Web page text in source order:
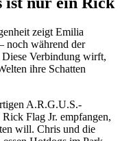
zeigt Emilia
noch während der
Diese Verbindung wirft,
ihre Schatten
A.R.G.U.S.-
Flag Jr. empfangen,
will. Chris und die